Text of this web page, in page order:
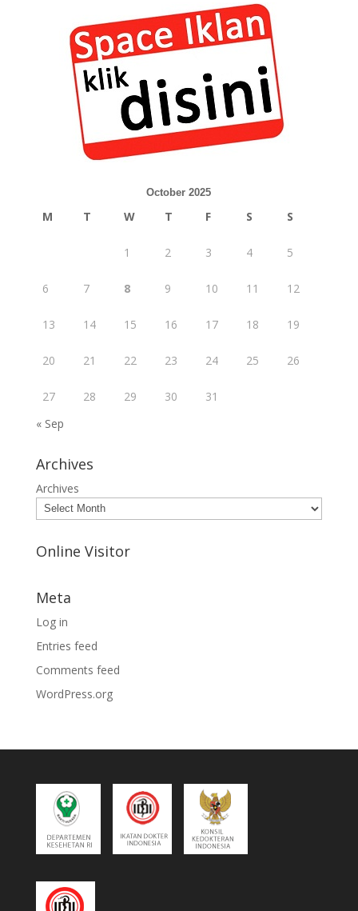
October 2025
M T W T F S S
1 2 3 4 5
6 7 8 9 10 11 12
13 14 15 16 17 18 19
20 21 22 23 24 25 26
27 28 29 30
31
« Sep
Archives
Archives
Online Visitor
Meta
Log in
Entries feed
Comments feed
WordPress.org